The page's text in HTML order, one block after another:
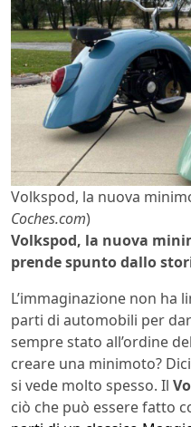
Volkspod, la nuova
Coches.com)
Volkspod, la nuova
prende spunto dallo
L’immaginazione non ha
parti di automobili per
sempre stato all’ordine
creare una minimoto?
si vede molto spesso. Il
ciò che può essere fatto